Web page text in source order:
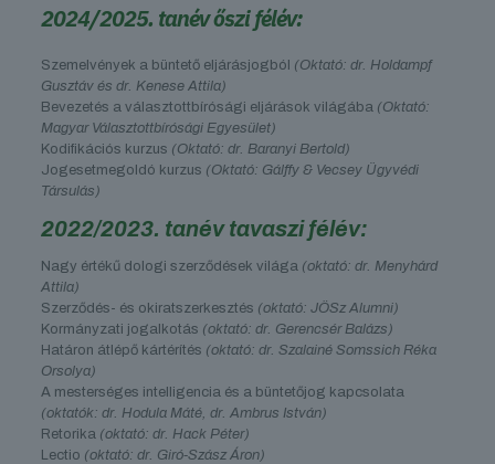
2024/2025. tanév őszi félév:
Szemelvények a büntető eljárásjogból (Oktató: dr. Holdampf
Gusztáv és dr. Kenese Attila)
Bevezetés a választottbírósági eljárások világába (Oktató:
Magyar Választottbírósági Egyesület)
Kodifikációs kurzus (Oktató: dr. Baranyi Bertold)
Jogesetmegoldó kurzus (Oktató: Gálffy & Vecsey Ügyvédi
Társulás)
2022/2023. tanév tavaszi félév:
Nagy értékű dologi szerződések világa (oktató: dr. Menyhárd
Attila)
Szerződés- és okiratszerkesztés (oktató: JÖSz Alumni)
Kormányzati jogalkotás (oktató: dr. Gerencsér Balázs)
Határon átlépő kártérítés (oktató: dr. Szalainé Somssich Réka
Orsolya)
A mesterséges intelligencia és a büntetőjog kapcsolata
(oktatók: dr. Hodula Máté, dr. Ambrus István)
Retorika (oktató: dr. Hack Péter)
Lectio (oktató: dr. Giró-Szász Áron)